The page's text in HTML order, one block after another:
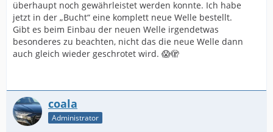
überhaupt noch gewährleistet werden konnte. Ich habe
jetzt in der „Bucht“ eine komplett neue Welle bestellt.
Gibt es beim Einbau der neuen Welle irgendetwas
besonderes zu beachten, nicht das die neue Welle dann
auch gleich wieder geschrotet wird. 😱🫣
coala
Administrator